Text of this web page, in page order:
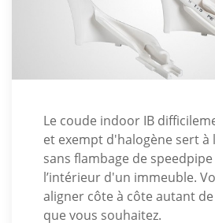
Le coude indoor IB
et exempt d'halogène sert à
sans flambage de
l’intérieur d'un immeuble.
aligner côte à côte autant
que vous souhaitez.